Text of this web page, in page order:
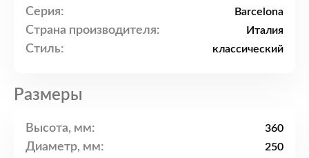
Серия: Barcelona
Страна производителя: Италия
Стиль: классический
Размеры
Высота, мм: 360
Диаметр, мм: 250